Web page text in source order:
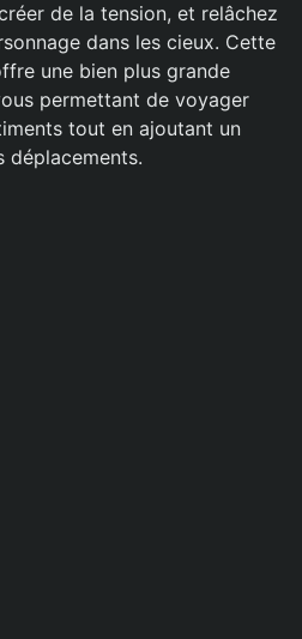
de la tension, et relâchez
dans les cieux. Cette
une bien plus grande
permettant de voyager
tout en ajoutant un
déplacements.